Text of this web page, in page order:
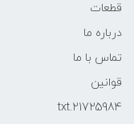
قطعات
درباره ما
تماس با ما
قوانین
21725984.txt